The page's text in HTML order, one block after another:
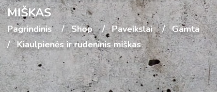
MIŠKAS
Pagrindinis Shop Paveikslai
Gamta
Kiaulpienės ir rudeninis miškas